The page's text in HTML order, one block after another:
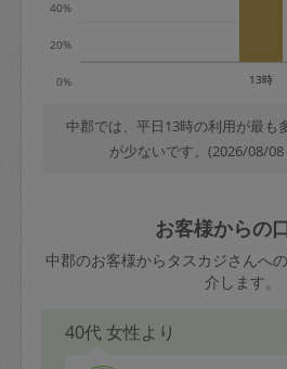
定期依頼1回（3時間）
1回（3時間）依頼した
0%
20%
40%
13時
中郡では、平日13時の利用が最も
が少ないです。(2026/08/
お客様からの
中郡のお客様からタスカジさんへ
介します。
40代 女性より